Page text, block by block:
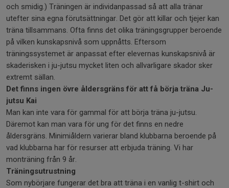
och smidig.) Träningen är individanpassad så att alla tränar
utefter sina egna förutsättningar. Det gör att killar och tjejer kan
träna tillsammans. Ofta finns det olika träningsgrupper beroende
på vilken kunskapsnivå som uppnåtts. Eftersom
träningssystemet är anpassat efter elevernas kunskapsnivå är
skaderisken i ju-jutsu mycket liten och allvarligare skador sker
extremt sällan.
Det finns ingen övre åldersgräns för att få börja träna Ju-
jutsu Kai
Man kan inte vara för gammal för att börja träna ju-jutsu.
Däremot kan man vara för ung för det finns en nedre
åldersgräns. Minimiåldern varierar bland klubbarna beroende på
vad klubbarna har för resurser att erbjuda träning. Vi har
monträning från 9 år.
Träningsutrustning
Som nybörjare fungerar det bra att träna i en vanlig t-shirt och